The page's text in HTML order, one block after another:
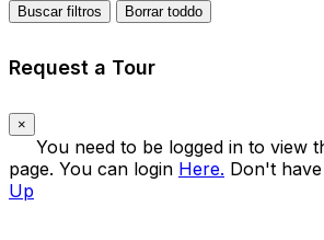
Buscar filtros Borrar toddo
Request a Tour
×
You need to be logged in to view
page. You can login Here. Don't
Up